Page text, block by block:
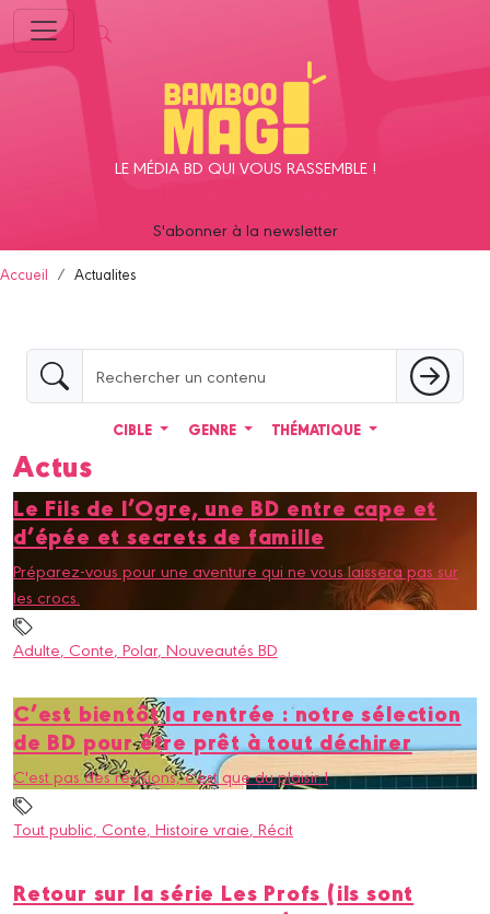
LE MÉDIA BD QUI VOUS RASSEMBLE !
S'abonner à la newsletter
Accueil Actualites
CIBLE GENRE THÉMATIQUE
Actus
Le Fils de l’Ogre, une BD entre cape et
d’épée et secrets de famille
Préparez-vous pour une aventure qui ne vous laissera pas sur
les crocs.
Adulte, Conte, Polar, Nouveautés BD
C’est bientôt la rentrée : notre sélection
de BD pour être prêt à tout déchirer
C'est pas des révisions, c'est que du plaisir !
Tout public, Conte, Histoire vraie, Récit
Retour sur la série Les Profs (ils sont
Panneau de gestion des cookies